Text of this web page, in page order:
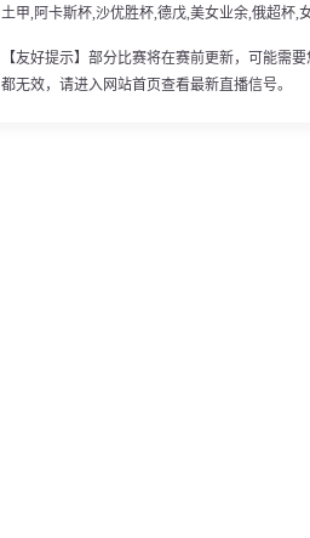
土甲,阿卡斯杯,沙优胜杯,德戊,美女业余,俄超杯,
【友好提示】部分比赛将在赛前更新，可能需
都无效，请进入网站首页查看最新直播信号。